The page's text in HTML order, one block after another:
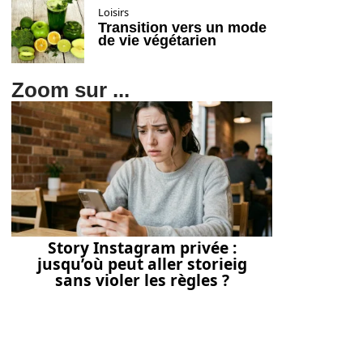
Loisirs
Transition vers un mode
de vie végétarien
Zoom sur ...
Story Instagram privée :
jusqu’où peut aller storieig
sans violer les règles ?